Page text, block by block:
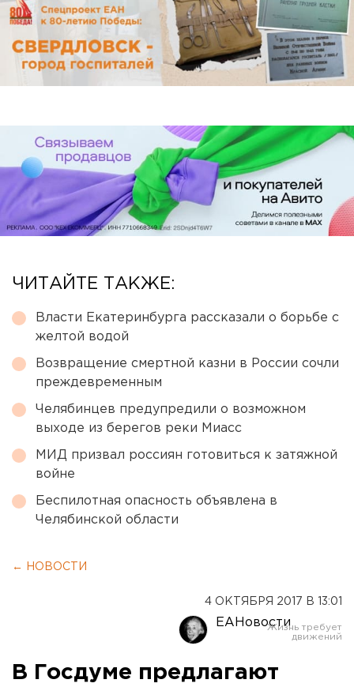
ЧИТАЙТЕ ТАКЖЕ:
Власти Екатеринбурга рассказали о борьбе с
желтой водой
Возвращение смертной казни в России сочли
преждевременным
Челябинцев предупредили о возможном
выходе из берегов реки Миасс
МИД призвал россиян готовиться к затяжной
войне
Беспилотная опасность объявлена в
Челябинской области
← НОВОСТИ
4 ОКТЯБРЯ 2017 В 13:01
ЕАНовости
В Госдуме предлагают